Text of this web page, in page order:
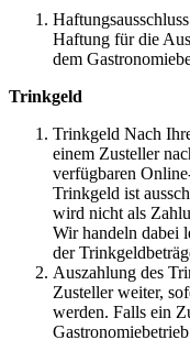
Haftung für die
dem
Trinkgeld
Trinkgeld Nach
einem Zusteller
verfügbaren
Trinkgeld ist
wird nicht als
Wir handeln dabei
der
Auszahlung des
Zusteller weiter,
werden. Falls ein